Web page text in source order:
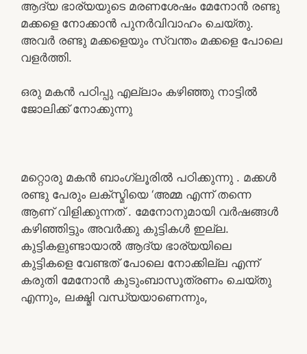
ആദ്യ ഭാര്യയുടെ മരണശേഷം മേനോൻ രണ്ടു
മക്കളെ നോക്കാൻ പുനർവിവാഹം ചെയ്തു.
അവർ രണ്ടു മക്കളെയും സ്വന്തം മക്കളെ പോലെ
വളർത്തി.
ഒരു മകൻ പഠിപ്പു എല്ലാം കഴിഞ്ഞു നാട്ടിൽ
ജോലിക്ക് നോക്കുന്നു
മറ്റൊരു മകൻ ബാംഗ്ലൂരിൽ പഠിക്കുന്നു . മക്കൾ
രണ്ടു പേരും ലക്സ്മിയെ ‘അമ്മ എന്ന് തന്നെ
ആണ് വിളിക്കുന്നത് . മേനോനുമായി വർഷങ്ങൾ
കഴിഞ്ഞിട്ടും അവർക്കു കുട്ടികൾ ഇല്ല.
കുട്ടികളുണ്ടായാൽ ആദ്യ ഭാര്യയിലെ
കുട്ടികളെ വേണ്ടത് പോലെ നോക്കില്ല എന്ന്
കരുതി മേനോൻ കുടുംബാസൂത്രണം ചെയ്തു
എന്നും, ലക്ഷ്മി വന്ധ്യയാണെന്നും,